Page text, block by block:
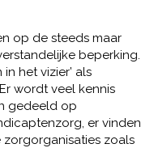
op de steeds maar
beperking.
het vizier’ als
wordt veel kennis
gedeeld op
er vinden
zoals